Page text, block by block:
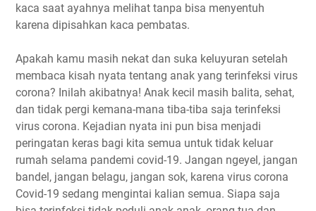
kaca saat ayahnya melihat tanpa bisa menyentuh
karena dipisahkan kaca pembatas.
Apakah kamu masih nekat dan suka keluyuran setelah
membaca kisah nyata tentang anak yang terinfeksi virus
corona? Inilah akibatnya! Anak kecil masih balita, sehat,
dan tidak pergi kemana-mana tiba-tiba saja terinfeksi
virus corona. Kejadian nyata ini pun bisa menjadi
peringatan keras bagi kita semua untuk tidak keluar
rumah selama pandemi covid-19. Jangan ngeyel, jangan
bandel, jangan belagu, jangan sok, karena virus corona
Covid-19 sedang mengintai kalian semua. Siapa saja